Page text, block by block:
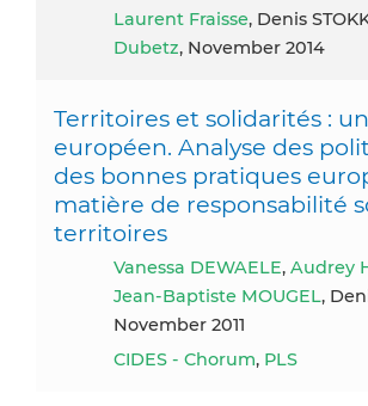
Laurent Fraisse, Denis
Dubetz, November 2014
Territoires et solidarités :
européen. Analyse des
des bonnes pratiques
matière de responsabilité
territoires
Vanessa DEWAELE, Audrey
Jean-Baptiste MOUGEL,
November 2011
CIDES - Chorum, PLS